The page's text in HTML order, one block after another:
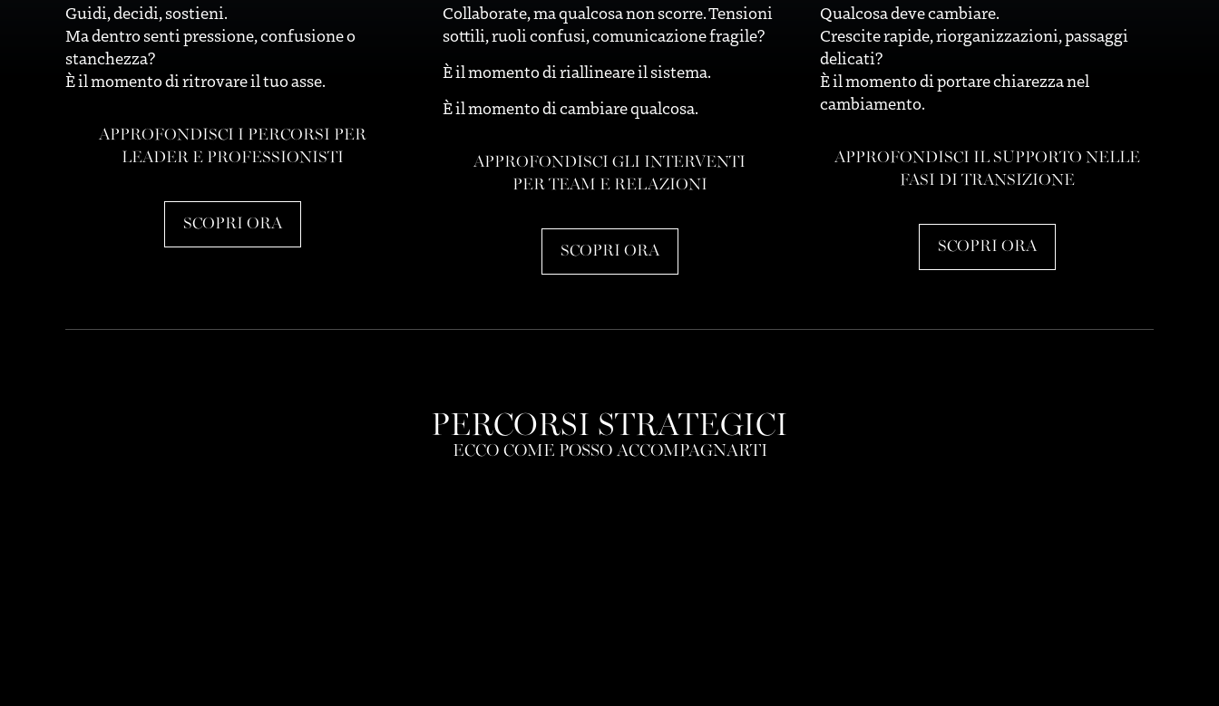
Guidi, decidi, sostieni.
Ma dentro senti pressione, confusione o
stanchezza?
È il momento di ritrovare il tuo asse.
APPROFONDISCI I PERCORSI PER
LEADER E PROFESSIONISTI
SCOPRI ORA
Collaborate, ma qualcosa non scorre. Tensioni
sottili, ruoli confusi, comunicazione fragile?
È il momento di riallineare il sistema.
È il momento di cambiare qualcosa.
APPROFONDISCI GLI INTERVENTI
PER TEAM E RELAZIONI
SCOPRI ORA
Qualcosa deve cambiare.
Crescite rapide, riorganizzazioni, passaggi
delicati?
È il momento di portare chiarezza nel
cambiamento.
APPROFONDISCI IL SUPPORTO NELLE
FASI DI TRANSIZIONE
SCOPRI ORA
PERCORSI STRATEGICI
ECCO COME POSSO ACCOMPAGNARTI